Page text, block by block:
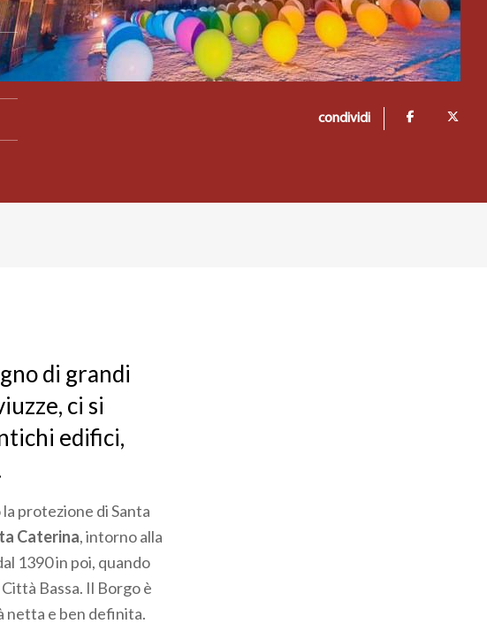
condividi
di grandi
ci si
edifici,
protezione di Santa
Caterina, intorno alla
1390 in poi, quando
Bassa. Il Borgo è
netta e ben definita.